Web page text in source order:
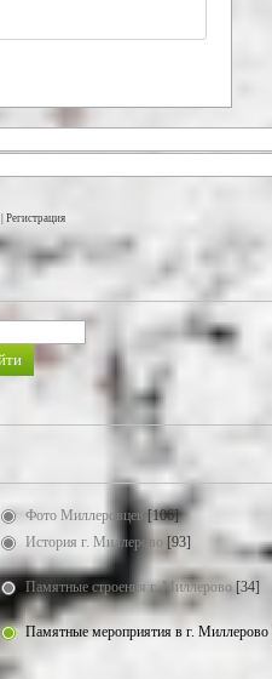
Регистрация
Фото Миллеровцев [106]
История г. Миллерово [93]
Памятные строения г. Миллерово [34]
Памятные мероприятия в г. Миллерово